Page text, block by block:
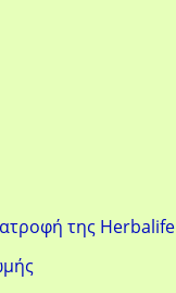
της Herbalife